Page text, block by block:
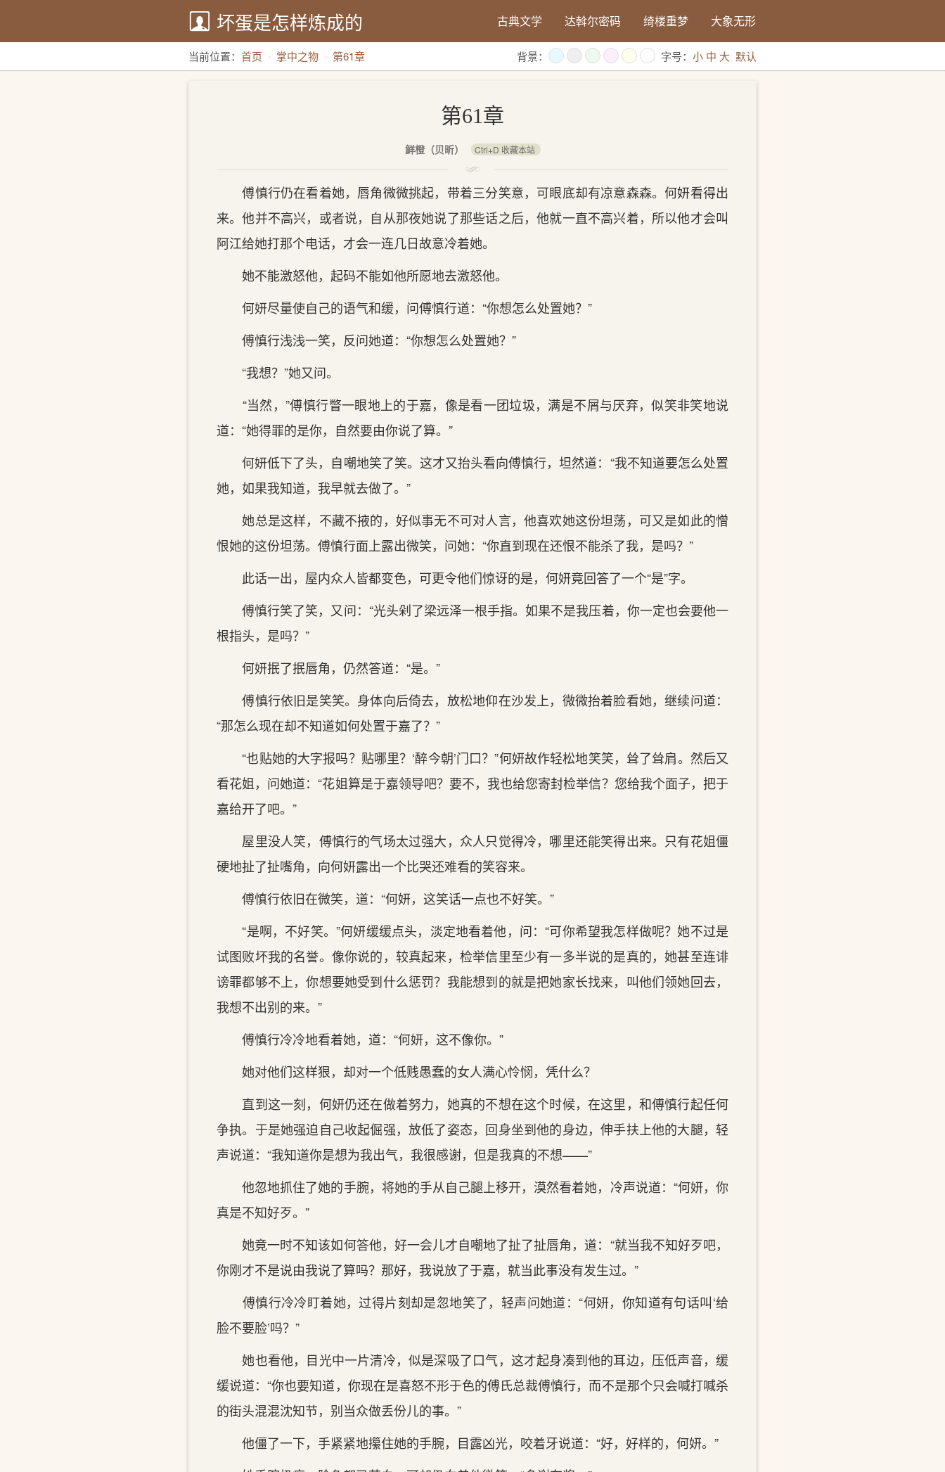
坏蛋是怎样炼成的 古典文学 达斡尔密码 绮楼重梦 大象无形
当前位置： 首页 掌中之物 第61章 背景： 字号： 小 中 大 默认
第61章
鲜橙（贝昕） Ctrl+D 收藏本站
傅慎行仍在看着她，唇角微微挑起，带着三分笑意，可眼底却有凉意森森。何妍看得出
来。他并不高兴，或者说，自从那夜她说了那些话之后，他就一直不高兴着，所以他才会叫
阿江给她打那个电话，才会一连几日故意冷着她。
她不能激怒他，起码不能如他所愿地去激怒他。
何妍尽量使自己的语气和缓，问傅慎行道：“你想怎么处置她？”
傅慎行浅浅一笑，反问她道：“你想怎么处置她？”
“我想？”她又问。
“当然，”傅慎行瞥一眼地上的于嘉，像是看一团垃圾，满是不屑与厌弃，似笑非笑地说
道：“她得罪的是你，自然要由你说了算。”
何妍低下了头，自嘲地笑了笑。这才又抬头看向傅慎行，坦然道：“我不知道要怎么处置
她，如果我知道，我早就去做了。”
她总是这样，不藏不掖的，好似事无不可对人言，他喜欢她这份坦荡，可又是如此的憎
恨她的这份坦荡。傅慎行面上露出微笑，问她：“你直到现在还恨不能杀了我，是吗？”
此话一出，屋内众人皆都变色，可更令他们惊讶的是，何妍竟回答了一个“是”字。
傅慎行笑了笑，又问：“光头剁了梁远泽一根手指。如果不是我压着，你一定也会要他一
根指头，是吗？”
何妍抿了抿唇角，仍然答道：“是。”
傅慎行依旧是笑笑。身体向后倚去，放松地仰在沙发上，微微抬着脸看她，继续问道：
“那怎么现在却不知道如何处置于嘉了？”
“也贴她的大字报吗？贴哪里？‘醉今朝’门口？”何妍故作轻松地笑笑，耸了耸肩。然后又
看花姐，问她道：“花姐算是于嘉领导吧？要不，我也给您寄封检举信？您给我个面子，把于
嘉给开了吧。”
屋里没人笑，傅慎行的气场太过强大，众人只觉得冷，哪里还能笑得出来。只有花姐僵
硬地扯了扯嘴角，向何妍露出一个比哭还难看的笑容来。
傅慎行依旧在微笑，道：“何妍，这笑话一点也不好笑。”
“是啊，不好笑。”何妍缓缓点头，淡定地看着他，问：“可你希望我怎样做呢？她不过是
试图败坏我的名誉。像你说的，较真起来，检举信里至少有一多半说的是真的，她甚至连诽
谤罪都够不上，你想要她受到什么惩罚？我能想到的就是把她家长找来，叫他们领她回去，
我想不出别的来。”
傅慎行冷冷地看着她，道：“何妍，这不像你。”
她对他们这样狠，却对一个低贱愚蠢的女人满心怜悯，凭什么？
直到这一刻，何妍仍还在做着努力，她真的不想在这个时候，在这里，和傅慎行起任何
争执。于是她强迫自己收起倔强，放低了姿态，回身坐到他的身边，伸手扶上他的大腿，轻
声说道：“我知道你是想为我出气，我很感谢，但是我真的不想——”
他忽地抓住了她的手腕，将她的手从自己腿上移开，漠然看着她，冷声说道：“何妍，你
真是不知好歹。”
她竟一时不知该如何答他，好一会儿才自嘲地了扯了扯唇角，道：“就当我不知好歹吧，
你刚才不是说由我说了算吗？那好，我说放了于嘉，就当此事没有发生过。”
傅慎行冷冷盯着她，过得片刻却是忽地笑了，轻声问她道：“何妍，你知道有句话叫‘给
脸不要脸’吗？”
她也看他，目光中一片清冷，似是深吸了口气，这才起身凑到他的耳边，压低声音，缓
缓说道：“你也要知道，你现在是喜怒不形于色的傅氏总裁傅慎行，而不是那个只会喊打喊杀
的街头混混沈知节，别当众做丢份儿的事。”
他僵了一下，手紧紧地攥住她的手腕，目露凶光，咬着牙说道：“好，好样的，何妍。”